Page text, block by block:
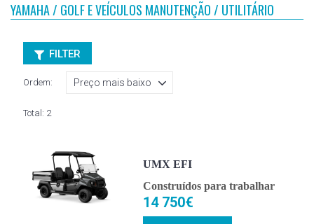
YAMAHA / GOLF E VEÍCULOS MANUTENÇÃO / UTILITÁRIO
FILTER
Ordem:
Total: 2
UMX EFI
Construídos para trabalhar
14 750€